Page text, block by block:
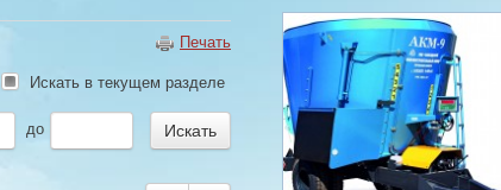
Печать
Искать в текущем разделе
до